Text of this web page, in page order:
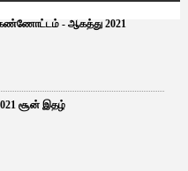
கண்ணோட்டம் - ஆகத்து 2021
சூன் இதழ்